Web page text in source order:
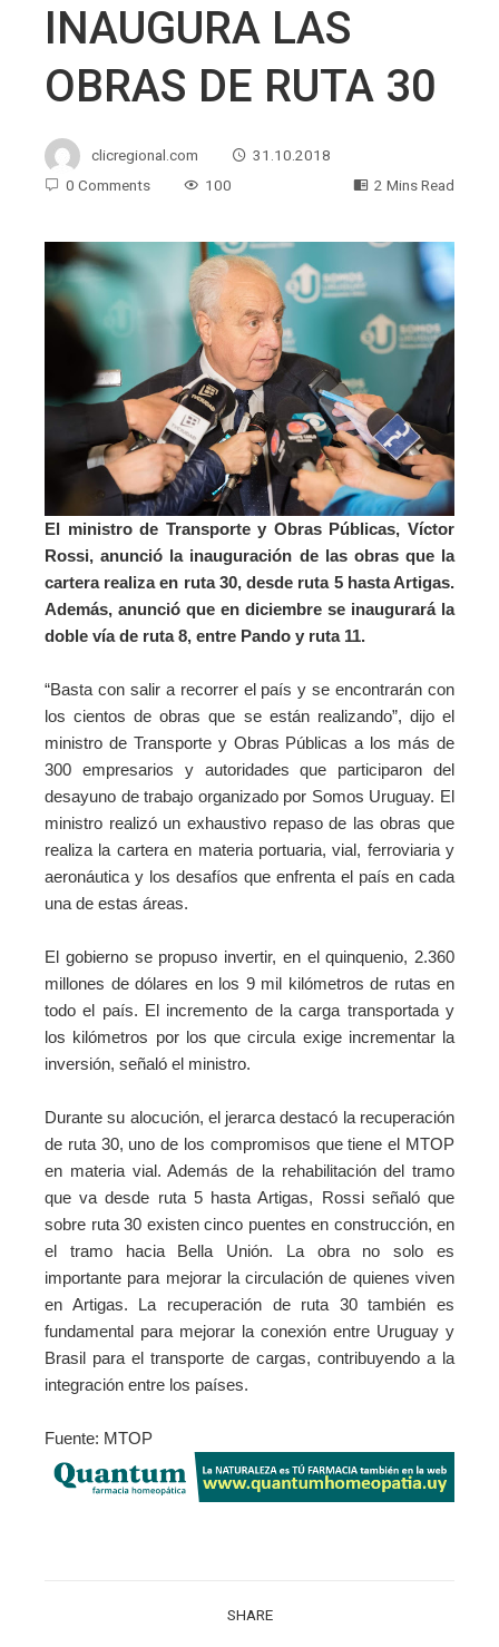
INAUGURA LAS
OBRAS DE RUTA 30
clicregional.com
31.10.2018
0 Comments
100 2 Mins Read
El ministro de Transporte y Obras Públicas, Víctor
Rossi, anunció la inauguración de las obras que la
cartera realiza en ruta 30, desde ruta 5 hasta Artigas.
Además, anunció que en diciembre se inaugurará la
doble vía de ruta 8, entre Pando y ruta 11.
“Basta con salir a recorrer el país y se encontrarán con
los cientos de obras que se están realizando”, dijo el
ministro de Transporte y Obras Públicas a los más de
300 empresarios y autoridades que participaron del
desayuno de trabajo organizado por Somos Uruguay. El
ministro realizó un exhaustivo repaso de las obras que
realiza la cartera en materia portuaria, vial, ferroviaria y
aeronáutica y los desafíos que enfrenta el país en cada
una de estas áreas.
El gobierno se propuso invertir, en el quinquenio, 2.360
millones de dólares en los 9 mil kilómetros de rutas en
todo el país. El incremento de la carga transportada y
los kilómetros por los que circula exige incrementar la
inversión, señaló el ministro.
Durante su alocución, el jerarca destacó la recuperación
de ruta 30, uno de los compromisos que tiene el MTOP
en materia vial. Además de la rehabilitación del tramo
que va desde ruta 5 hasta Artigas, Rossi señaló que
sobre ruta 30 existen cinco puentes en construcción, en
el tramo hacia Bella Unión. La obra no solo es
importante para mejorar la circulación de quienes viven
en Artigas. La recuperación de ruta 30 también es
fundamental para mejorar la conexión entre Uruguay y
Brasil para el transporte de cargas, contribuyendo a la
integración entre los países.
Fuente: MTOP
SHARE